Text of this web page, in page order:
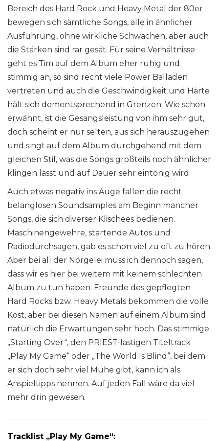
Bereich des Hard Rock und Heavy Metal der 80er
bewegen sich sämtliche Songs, alle in ähnlicher
Ausführung, ohne wirkliche Schwächen, aber auch
die Stärken sind rar gesät. Für seine Verhältnisse
geht es Tim auf dem Album eher ruhig und
stimmig an, so sind recht viele Power Balladen
vertreten und auch die Geschwindigkeit und Härte
hält sich dementsprechend in Grenzen. Wie schon
erwähnt, ist die Gesangsleistung von ihm sehr gut,
doch scheint er nur selten, aus sich herauszugehen
und singt auf dem Album durchgehend mit dem
gleichen Stil, was die Songs großteils noch ähnlicher
klingen lässt und auf Dauer sehr eintönig wird.
Auch etwas negativ ins Auge fallen die recht
belanglosen Soundsamples am Beginn mancher
Songs, die sich diverser Klischees bedienen.
Maschinengewehre, startende Autos und
Radiodurchsagen, gab es schon viel zu oft zu hören.
Aber bei all der Nörgelei muss ich dennoch sagen,
dass wir es hier bei weitem mit keinem schlechten
Album zu tun haben. Freunde des gepflegten
Hard Rocks bzw. Heavy Metals bekommen die volle
Kost, aber bei diesen Namen auf einem Album sind
natürlich die Erwartungen sehr hoch. Das stimmige
„Starting Over“, den PRIEST-lastigen Titeltrack
„Play My Game“ oder „The World Is Blind“, bei dem
er sich doch sehr viel Mühe gibt, kann ich als
Anspieltipps nennen. Auf jeden Fall wäre da viel
mehr drin gewesen.
Tracklist „Play My Game“: